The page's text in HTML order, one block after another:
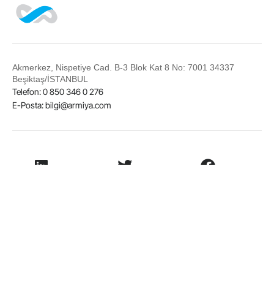
Akmerkez, Nispetiye Cad. B-3 Blok Kat 8 No: 7001 34337
Beşiktaş/İSTANBUL
Telefon: 0 850 346 0 276
E-Posta:bilgi@armiya.com